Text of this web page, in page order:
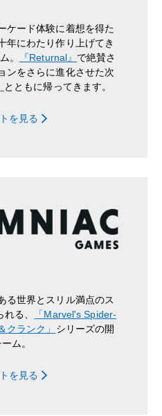
ケード体験に着想を得た
年にわたり作り上げてき
。
『Returnal』 で絶賛さ
ンをさらに進化させた次
とともに帰ってきます。
を見る
る世界とスリル満点のス
る、
「Marvel's Spider-
クランク」 シリーズの開
ム。
を見る